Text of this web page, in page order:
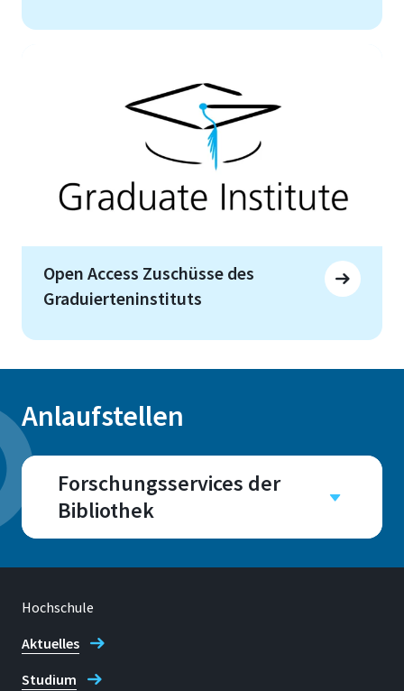
Open Access Zuschüsse des
Graduierteninstituts
Anlaufstellen
Forschungsservices der
Bibliothek
A 202.7, A 202.8
Adresse
Hochschule
Aktuelles
Studium